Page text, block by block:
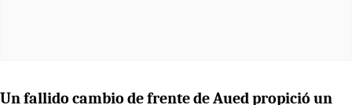
Un fallido cambio de frente de Aued propició un